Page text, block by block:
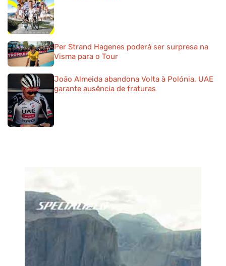
Per Strand Hagenes poderá ser surpresa na
Visma para o Tour
João Almeida abandona Volta à Polónia, UAE
garante ausência de fraturas